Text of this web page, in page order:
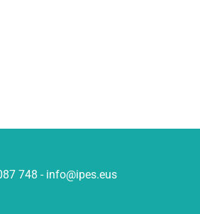
748 - info@ipes.eus